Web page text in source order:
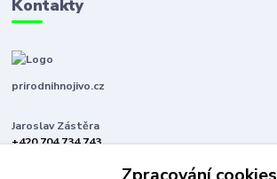
Kontakty
prirodnihnojivo.cz
Jaroslav Zástěra
+420 704 734 743